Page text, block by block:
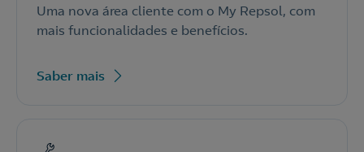
Uma nova área cliente com o My Repsol, com
mais funcionalidades e benefícios.
Saber mais